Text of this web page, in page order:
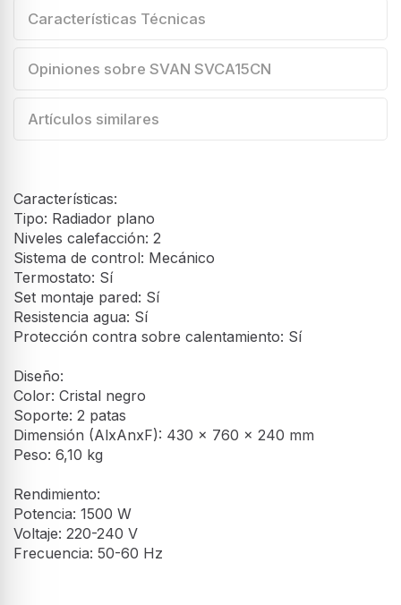
Características Técnicas
Opiniones sobre SVAN SVCA15CN
Artículos similares
Características:
Tipo: Radiador plano
Niveles calefacción: 2
Sistema de control: Mecánico
Termostato: Sí
Set montaje pared: Sí
Resistencia agua: Sí
Protección contra sobre calentamiento: Sí
Diseño:
Color: Cristal negro
Soporte: 2 patas
Dimensión (AlxAnxF): 430 x 760 x 240 mm
Peso: 6,10 kg
Rendimiento:
Potencia: 1500 W
Voltaje: 220-240 V
Frecuencia: 50-60 Hz